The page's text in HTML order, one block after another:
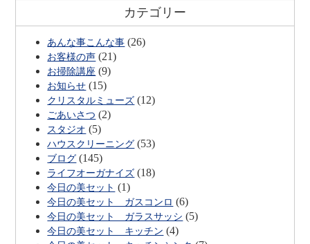
カテゴリー
あんな事こんな事 (26)
お客様の声 (21)
お掃除講座 (9)
お知らせ (15)
クリスタルミューズ (12)
ごあいさつ (2)
スタジオ (5)
ハウスクリーニング (53)
ブログ (145)
ライフオーガナイズ (18)
今日の美セット (1)
今日の美セット ガスコンロ (6)
今日の美セット ガラスサッシ (5)
今日の美セット キッチン (4)